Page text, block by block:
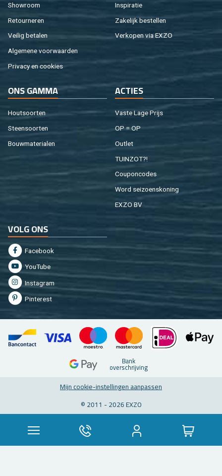
Show­room
Re­tour­ne­ren
Vei­lig be­ta­len
Al­ge­me­ne voor­waar­den
Pri­va­cy en coo­kies
In­spi­ra­tie
Za­ke­lijk be­stel­len
Ver­ko­pen via EXZO
ONS GAMMA
Hout­soor­ten
Steen­soor­ten
Bouw­ma­te­ri­a­len
AC­TIES
Vaste Lage Prijs
OP = OP
Out­let
TUIN­ZOT?!
Cou­pon­co­des
Word sei­zoens­ko­ning
EXZO BV
VOLG ONS
Fa­cebook
You­Tu­be
In­st­agram
Pin­te­rest
Bank
over­schrij­ving
Mijn coo­kie-in­stel­lin­gen aan­pas­sen
© 2011 - 2026 EXZO